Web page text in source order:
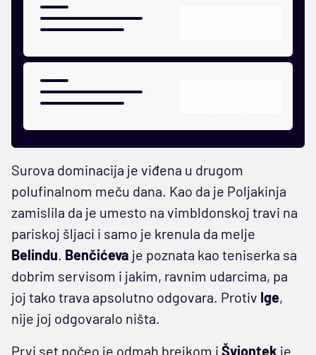
Surova dominacija je viđena u drugom
polufinalnom meču dana. Kao da je Poljakinja
zamislila da je umesto na vimbldonskoj travi na
pariskoj šljaci i samo je krenula da melje
Belindu. Benčićeva je poznata kao teniserka sa
dobrim servisom i jakim, ravnim udarcima, pa
joj tako trava apsolutno odgovara. Protiv Ige,
nije joj odgovaralo ništa.
Prvi set počeo je odmah brejkom i Švjontek je